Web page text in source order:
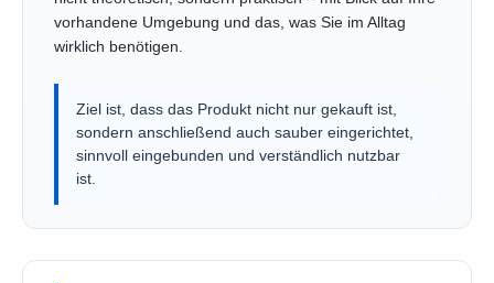
vorhandene Umgebung und das, was Sie im Alltag
wirklich benötigen.
Ziel ist, dass das Produkt nicht nur gekauft ist,
sondern anschließend auch sauber eingerichtet,
sinnvoll eingebunden und verständlich nutzbar
ist.